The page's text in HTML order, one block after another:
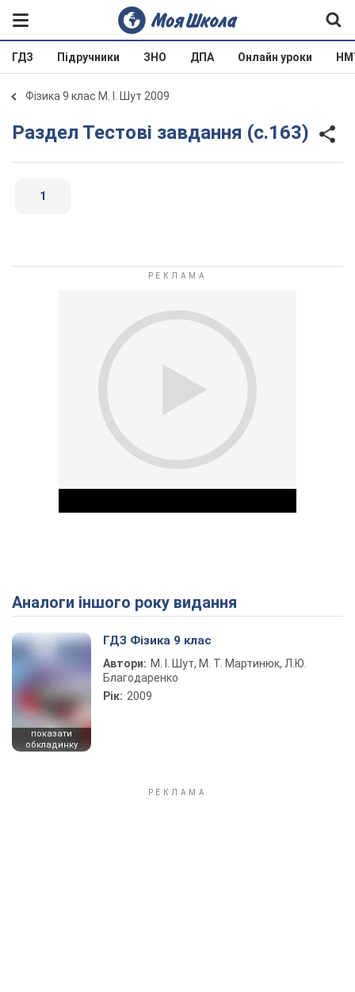
ГДЗ Підручники ЗНО ДПА Онлайн уроки
Фізика 9 клас М. І. Шут 2009
Раздел Тестові завдання (с.163)
1
Play Video
Аналоги іншого року видання
показати
обкладинку
ГДЗ Фізика 9 клас
Автори: М. І. Шут, М. Т. Мартинюк, Л.Ю.
Благодаренко
Рік: 2009